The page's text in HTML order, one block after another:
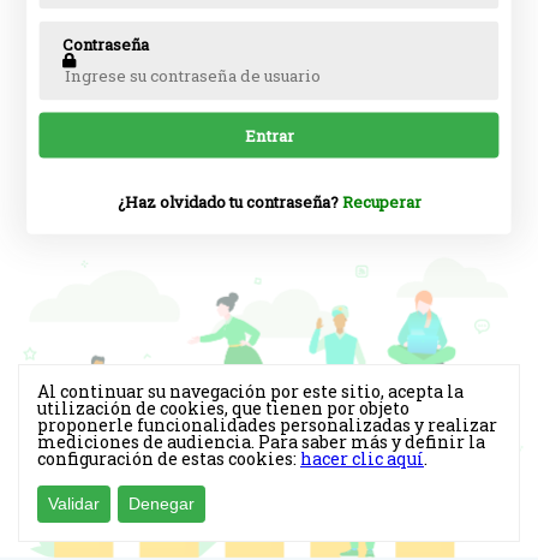
Contraseña
¿Haz olvidado tu contraseña?Recuperar
Desarrollado porBolteam.
Al continuar su navegación por este sitio, acepta la
utilización de cookies, que tienen por objeto
proponerle funcionalidades personalizadas y realizar
mediciones de audiencia. Para saber más y definir la
configuración de estas cookies: hacer clic aquí.
Validar Denegar